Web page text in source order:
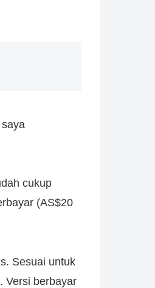
cukup
(AS$20
Sesuai untuk
Versi berbayar